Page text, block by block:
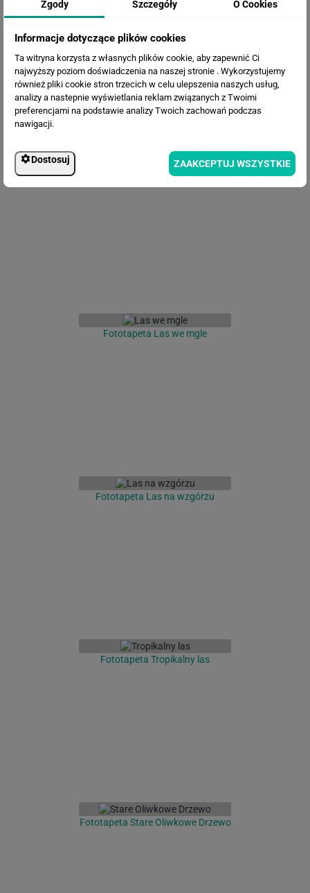
Fototapeta Drzewa w chmurach
Fototapeta Leśny krajobraz
Fototapeta Las we mgle
Fototapeta Las na wzgórzu
Fototapeta Tropikalny las
Fototapeta Stare Oliwkowe Drzewo
Zgody Szczegóły O Cookies
Informacje dotyczące plików cookies
Ta witryna korzysta z własnych plików cookie, aby zapewnić Ci
najwyższy poziom doświadczenia na naszej stronie . Wykorzystujemy
również pliki cookie stron trzecich w celu ulepszenia naszych usług,
analizy a nastepnie wyświetlania reklam związanych z Twoimi
preferencjami na podstawie analizy Twoich zachowań podczas
nawigacji.
Dostosuj ZAAKCEPTUJ WSZYSTKIE